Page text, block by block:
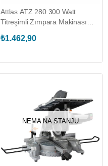
Attlas ATZ 280 300 Watt
Titreşimli Zımpara Makinası
₺1.462,90
NEMA NA STANJU